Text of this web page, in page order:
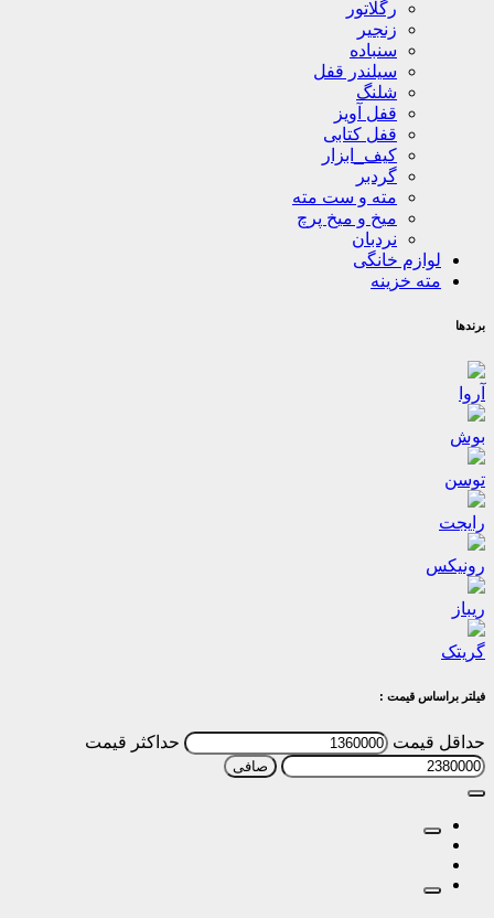
رگلاتور
زنجیر
سنباده
سیلندر قفل
شلنگ
قفل آویز
قفل کتابی
کیف_ابزار
گردبر
مته و ست مته
میخ و میخ پرچ
نردبان
لوازم خانگی
مته خزینه
برندها
آروا
بوش
توسن
رایجت
رونیکس
ریباز
گریتک
فیلتر براساس قیمت :
حداقل قیمت حداكثر قيمت
صافی